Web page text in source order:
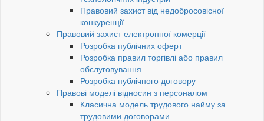
Правовий захист від недобросовісної
конкуренції
Правовий захист електронної комерції
Розробка публічних оферт
Розробка правил торгівлі або правил
обслуговування
Розробка публічного договору
Правові моделі відносин з персоналом
Класична модель трудового найму за
трудовими договорами